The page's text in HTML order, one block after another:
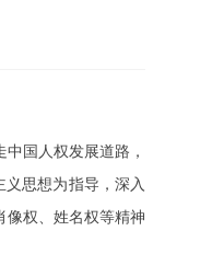
国人权发展道路，
思想为指导，深入
像权、姓名权等精神